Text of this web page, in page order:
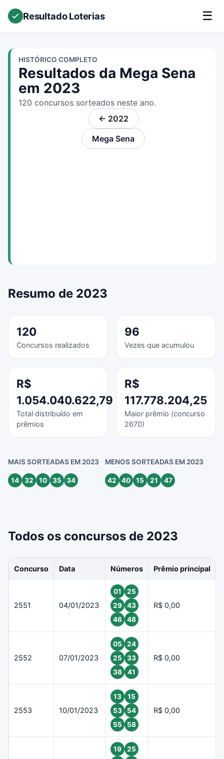
Resultado Loterias ☰
HISTÓRICO COMPLETO
Resultados da Mega Sena
em 2023
120 concursos sorteados neste ano.
← 2022
Mega Sena
Resumo de 2023
120
Concursos realizados
96
Vezes que acumulou
R$
1.054.040.622,79
Total distribuído em
prêmios
R$
117.778.204,25
Maior prêmio (concurso
2670)
MAIS SORTEADAS EM 2023
14 32 10 35 34
MENOS SORTEADAS EM 2023
42 40 15 21 47
Todos os concursos de 2023
Concurso Data Números Prêmio principal
2551 04/01/2023
01
25
29
43
46
48
R$ 0,00
2552 07/01/2023
05
24
25
33
38
41
R$ 0,00
2553 10/01/2023
13
15
53
54
55
58
R$ 0,00
19
25